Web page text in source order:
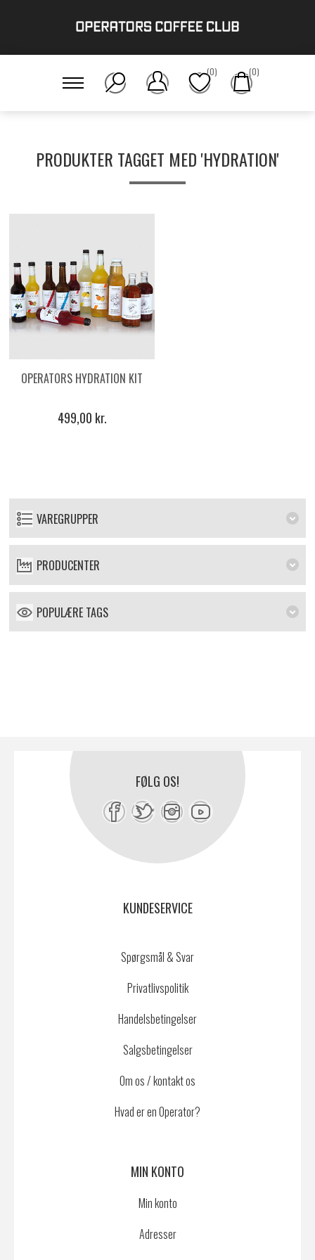
(0) (0)
PRODUKTER TAGGET MED 'HYDRATION'
OPERATORS HYDRATION KIT
499,00 kr.
VAREGRUPPER
PRODUCENTER
POPULÆRE TAGS
FØLG OS!
KUNDESERVICE
Spørgsmål & Svar
Privatlivspolitik
Handelsbetingelser
Salgsbetingelser
Om os / kontakt os
Hvad er en Operator?
MIN KONTO
Min konto
Adresser